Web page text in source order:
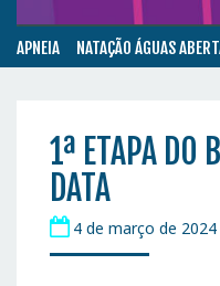
APNEIA NATAÇÃO ÁGUAS
1ª ETAPA DO
DATA
4 de março de 2024